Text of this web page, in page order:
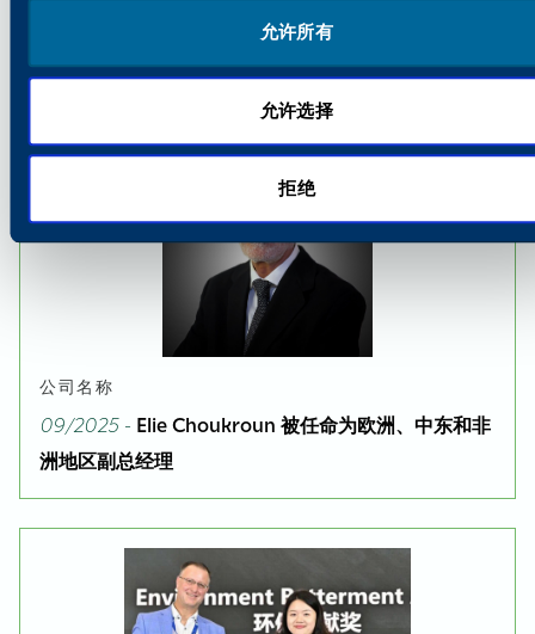
允许所有
允许选择
拒绝
探索相关新闻
公司名称
09/2025 - Elie Choukroun 被任命为欧洲、中东和非
洲地区副总经理